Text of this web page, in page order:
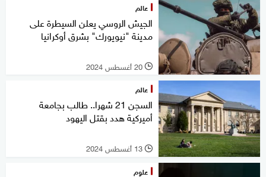
عالم
الجيش الروسي يعلن السيطرة على
مدينة "نيويورك" بشرق أوكرانيا
l 20 أغسطس 2024
عالم
السجن 21 شهرا.. طالب بجامعة
أميركية هدد بقتل اليهود
l 13 أغسطس 2024
علوم